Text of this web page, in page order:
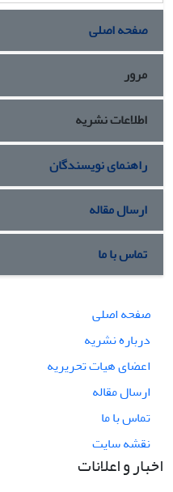
صفحه اصلی
مرور
اطلاعات نشریه
راهنمای نویسندگان
ارسال مقاله
تماس با ما
صفحه اصلی
درباره نشریه
اعضای هیات تحریریه
ارسال مقاله
تماس با ما
نقشه سایت
اخبار و اعلانات